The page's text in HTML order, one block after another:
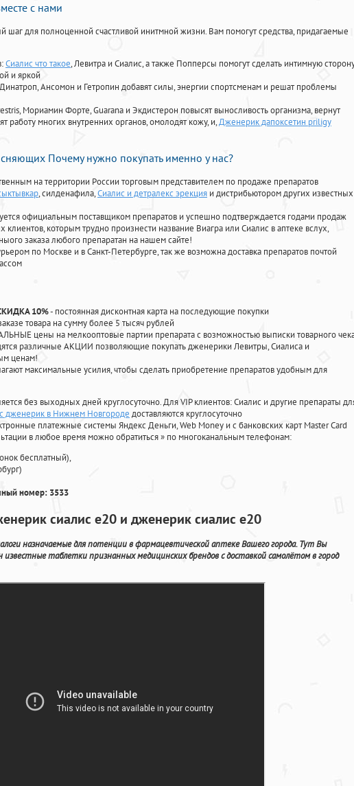
с нами
шаг для полноценной счастливой инитмной жизни. Вам помогут средства, придагаемые
Сиалис что такое, Левитра и Сиалис, а также Попперсы помогут сделать интимную
и яркой
Ансомон и Гетропин добавят силы, энергии спортсменам и решат проблемы
Мориамин Форте, Guarana и Экдистерон повысят выносливость организма, вернут
работу многих внутренних органов, омолодят кожу, и,Дженерик дапоксетин priligy
Почему нужно покупать именно у нас?
на территории России торговым представителем по продаже препаратов
, силденафила,Сиалис и детралекс эрекция и дистрибьютором других известных
официальным поставщиком препаратов и успешно подтверждается годами продаж
которым трудно произнести название Виагра или Сиалис в аптеке вслух,
заказа любого препаратан на нашем сайте!
по Москве и в Санкт-Петербурге, так же возможна доставка препаратов почтой
10%- постоянная дисконтная карта на последующие покупки
товара на сумму более 5 тысяч рублей
цены на мелкооптовые партии препарата с возможностью выписки товарного
различные АКЦИИ позволяющие покупать дженерики Левитры, Сиалиса и
ценам!
максимальные усилия, чтобы сделать приобретение препаратов удобным для
без выходных дней круглосуточно. Для VIP клиентов: Сиалис и другие препараты
дженерик в Нижнем Новгороде доставляются круглосуточно
платежные системы Яндекс Деньги, Web Money и с банковских карт Master Card
в любое время можно обратиться» по многоканальным телефонам:
бесплатный),
номер: 3533
сиалис е20 и дженерик сиалис е20
назначаемые для потенции в фармацевтической аптеке Вашего города. Тут Вы
таблетки признанных медицинских брендов с доставкой самолётом в город